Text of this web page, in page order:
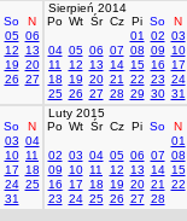
So
N
05 06
12
13
19 20
26 27
Sierpień 2014
Po Wt Śr Cz Pi So
N
01
02 03
04 05 06 07 08 09
10
11
12 13 14 15 16
17
18
19 20 21 22 23 24
25 26 27 28 29 30 31
So
N
03 04
10 11
17
18
24 25
31
Luty 2015
Po Wt Śr Cz Pi So
N
01
02 03 04 05 06 07 08
09
10 11 12 13 14 15
16
17 18 19 20 21
22
23 24 25 26 27 28